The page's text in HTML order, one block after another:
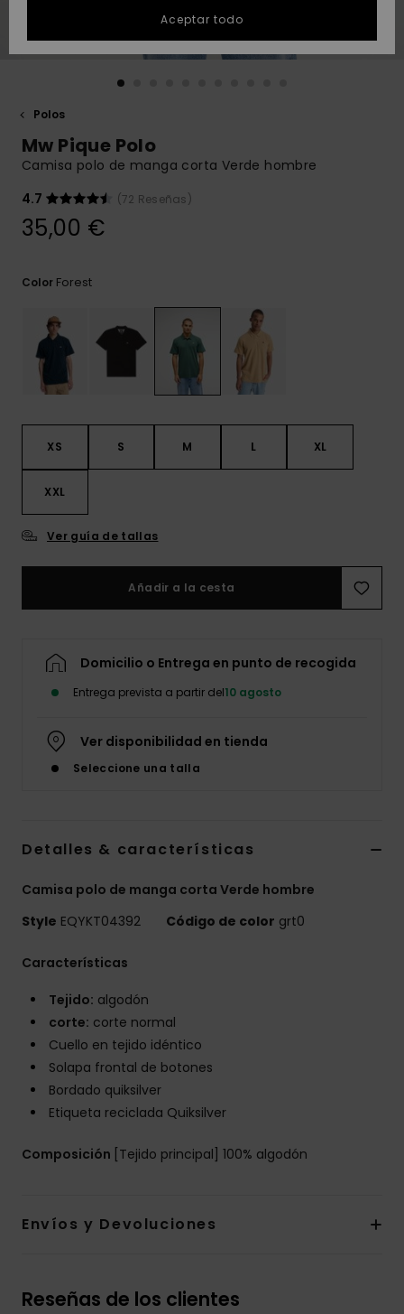
Inicia una
conversación
la respuesta
conversación
Encuentra
respuestas a
las preguntas
contacto.
Consultar
las FAQ
Polos
Mw Pique Polo
Camisa polo de manga corta Verde hombre
4.7
(72 Reseñas)
35,00 €
Color Forest
XS S M L XL
XXL
Ver guía de tallas
Añadir a la cesta
Domicilio o Entrega en punto de recogida
Entrega prevista a partir del10 agosto
Ver disponibilidad en tienda
Seleccione una talla
Detalles & características
Camisa polo de manga corta Verde hombre
Style EQYKT04392 Código de color grt0
Características
Tejido: algodón
corte: corte normal
Cuello en tejido idéntico
Solapa frontal de botones
Bordado quiksilver
Etiqueta reciclada Quiksilver
Composición [Tejido principal] 100% algodón
Envíos y Devoluciones
Reseñas de los clientes
Aceptar todo